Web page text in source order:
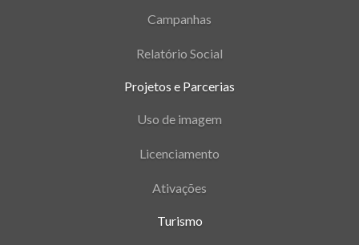
Campanhas
Relatório Social
Projetos e Parcerias
Uso de imagem
Licenciamento
Ativações
Turismo